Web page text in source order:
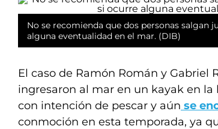
No se recomienda que dos personas salgan
alguna eventualidad en el mar. (DIB)
El caso de Ramón Román y Gabriel
ingresaron al mar en un kayak en
con intención de pescar y aún se
conmoción en esta temporada, ya